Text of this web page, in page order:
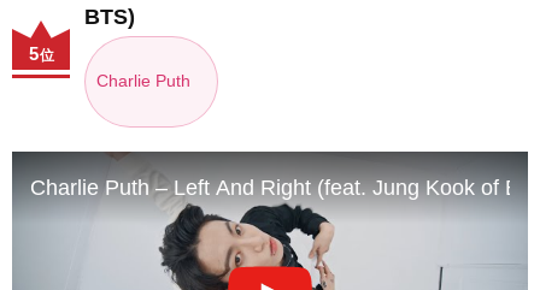
BTS)
Charlie Puth
5位
Charlie Puth – Left And Right (feat. Jung Kook of